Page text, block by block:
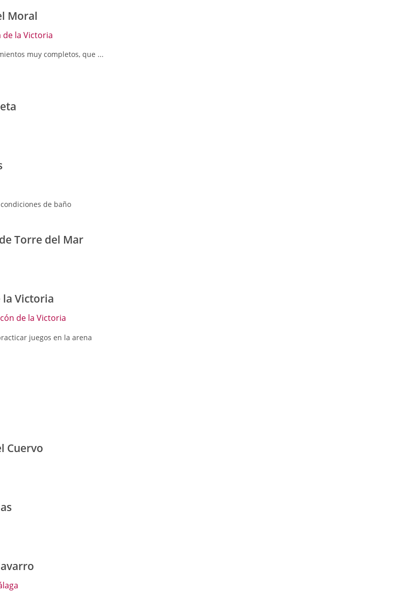
Moral
de la Victoria
muy completos, que ...
de baño
Torre del Mar
la Victoria
de la Victoria
juegos en la arena
Cuervo